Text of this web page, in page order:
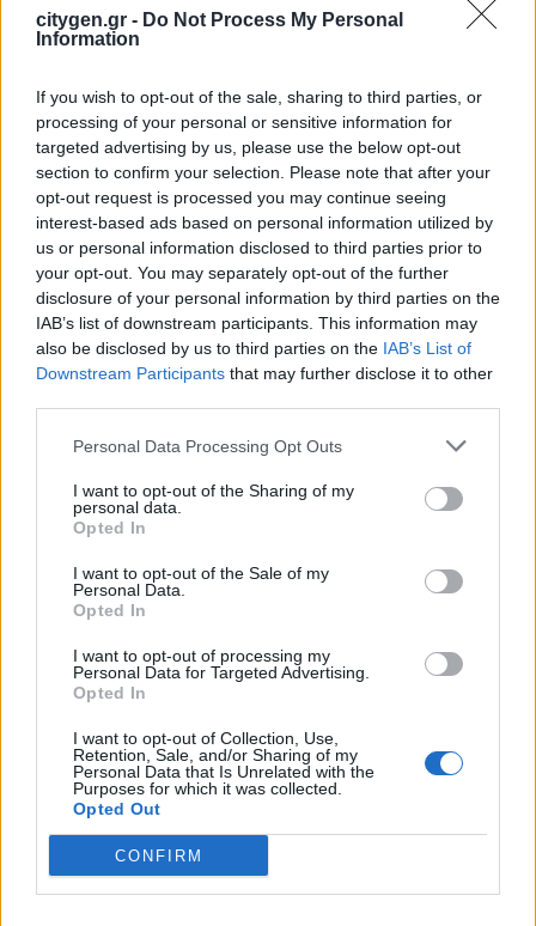
citygen.gr - Do Not Process My Personal
Information
If you wish to opt-out of the sale, sharing to third parties, or
processing of your personal or sensitive information for
targeted advertising by us, please use the below opt-out
section to confirm your selection. Please note that after your
opt-out request is processed you may continue seeing
interest-based ads based on personal information utilized by
us or personal information disclosed to third parties prior to
your opt-out. You may separately opt-out of the further
disclosure of your personal information by third parties on the
IAB’s list of downstream participants. This information may
also be disclosed by us to third parties on the IAB’s List of
Downstream Participants that may further disclose it to other
Personal Data Processing Opt Outs
I want to opt-out of the Sharing of my
personal data.
Opted In
I want to opt-out of the Sale of my
Personal Data.
Opted In
I want to opt-out of processing my
Personal Data for Targeted Advertising.
Opted In
I want to opt-out of Collection, Use,
Retention, Sale, and/or Sharing of my
Personal Data that Is Unrelated with the
Purposes for which it was collected.
Opted Out
CONFIRM
Οικονομίας Δυτικής Ελλάδας
3 Αυγούστου 2026
Συντονισμένες δράσεις, κοινός
στόχος: Ασφαλέστερες
μετακινήσεις για όλους
30 Ιουλίου 2026
ENDLESS EC: Δυναμική Ανάπτυξη με
επίκεντρο τη Βιωσιμότητα
30 Ιουλίου 2026
με τον Δήμο Μεγαρέων
Περιφέρεια Αττικής: Υπεγράφη η
Παιανίας
Newsletter Citygen.gr